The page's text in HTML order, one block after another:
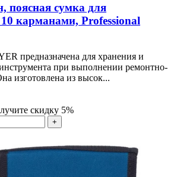
поясная сумка для
карманами, Professional
предназначена для хранения и
при выполнении ремонтно-
изготовлена из высок...
скидку 5%
+